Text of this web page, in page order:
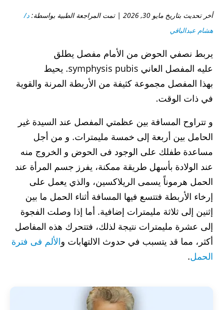
أخر تحديث بتاريخ مايو 30, 2026 | تمت المراجعة الطبية بواسطة:
د/
هشام عبدالباقي
يربط نصفي الحوض من الأمام مفصل يطلق
عليه المفصل العاني symphysis pubis. يحيط
بهذا المفصل مجموعة كثيفة من الأربطة المرنة والقوية
في ذات الوقت.
و تتراوح المسافة بين عظمتي المفصل عند السيدة غير
الحامل بين أربعة إلى خمسة مليمترات. و من أجل
مساعدة طفلك على الوجود فى الحوض و الخروج منه
عند الولادة بأسهل طريقة ممكنة، يفرز جسم المرأة عند
الحمل هرموناً يسمى الريلاكسين، والذي يعمل على
إرخاء الأربطة فتتسع فيها المسافة أثناء الحمل ما بين
إثنين إلى ثلاثة مليمترات إضافية. أما إذا وصلت الفجوة
إلى عشرة مليمترات نتيجة لذلك، فتتحرك هذه المفاصل
أكثر، مما قد يتسبب في حدوث الالتهابات والألم فى فترة
الحمل.